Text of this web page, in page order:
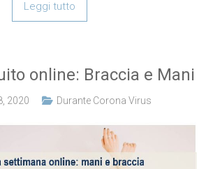
Leggi tutto
online: Braccia e Mani
2020 Durante Corona Virus